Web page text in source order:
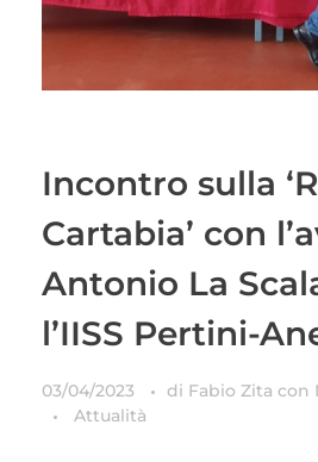
Incontro sulla
Cartabia’ con
Antonio La
l’IISS Pertini-
03/04/2023 di Fabio Zita con
Attualità